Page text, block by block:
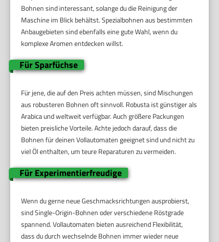
Bohnen sind interessant, solange du die Reinigung der
Maschine im Blick behältst. Spezialbohnen aus bestimmten
Anbaugebieten sind ebenfalls eine gute Wahl, wenn du
komplexe Aromen entdecken willst.
Für Sparfüchse
Für jene, die auf den Preis achten müssen, sind Mischungen
aus robusteren Bohnen oft sinnvoll. Robusta ist günstiger als
Arabica und weltweit verfügbar. Auch größere Packungen
bieten preisliche Vorteile. Achte jedoch darauf, dass die
Bohnen für deinen Vollautomaten geeignet sind und nicht zu
viel Öl enthalten, um teure Reparaturen zu vermeiden.
Für Experimentierfreudige
Wenn du gerne neue Geschmacksrichtungen ausprobierst,
sind Single-Origin-Bohnen oder verschiedene Röstgrade
spannend. Vollautomaten bieten ausreichend Flexibilität,
dass du durch wechselnde Bohnen immer wieder neue